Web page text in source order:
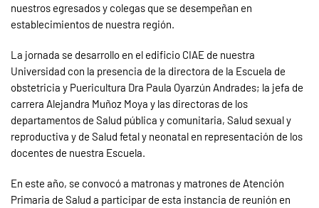
nuestros egresados y colegas que se desempeñan en
establecimientos de nuestra región.
La jornada se desarrollo en el edificio CIAE de nuestra
Universidad con la presencia de la directora de la Escuela de
obstetricia y Puericultura Dra Paula Oyarzún Andrades; la jefa de
carrera Alejandra Muñoz Moya y las directoras de los
departamentos de Salud pública y comunitaria, Salud sexual y
reproductiva y de Salud fetal y neonatal en representación de los
docentes de nuestra Escuela.
En este año, se convocó a matronas y matrones de Atención
Primaria de Salud a participar de esta instancia de reunión en